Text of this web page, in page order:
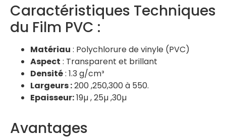
Caractéristiques Techniques
du Film PVC :
Matériau : Polychlorure de vinyle (PVC)
Aspect : Transparent et brillant
Densité: 1.3 g/cm³
Largeurs :200 ,250,300 à 550.
Epaisseur:19µ , 25µ ,30µ
Avantages